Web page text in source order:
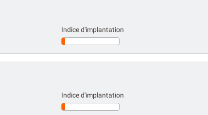
Indice d'implantation
Indice d'implantation